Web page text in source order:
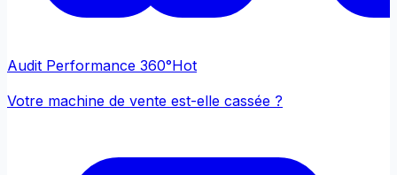
Audit Performance 360°Hot
Votre machine de vente est-elle cassée ?